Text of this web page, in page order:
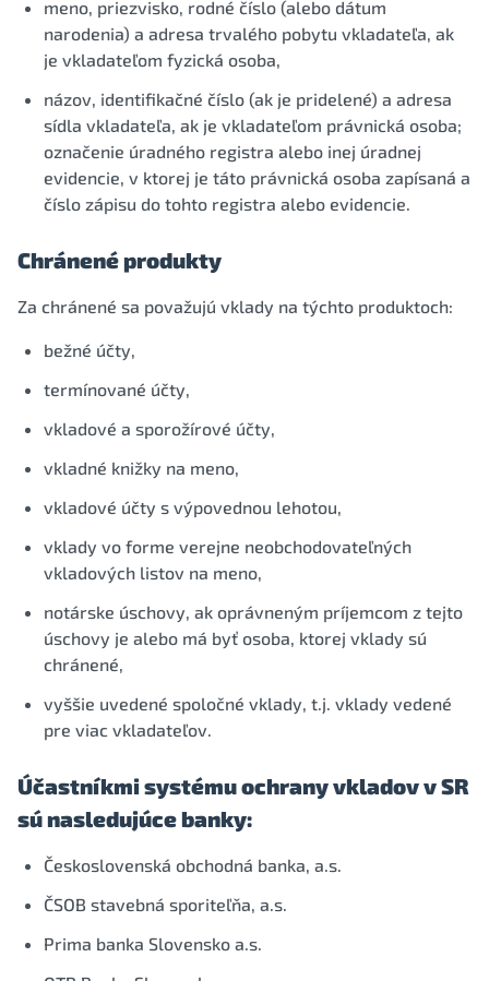
meno, priezvisko, rodné číslo (alebo dátum
narodenia) a adresa trvalého pobytu vkladateľa, ak
je vkladateľom fyzická osoba,
názov, identifikačné číslo (ak je pridelené) a adresa
sídla vkladateľa, ak je vkladateľom právnická osoba;
označenie úradného registra alebo inej úradnej
evidencie, v ktorej je táto právnická osoba zapísaná a
číslo zápisu do tohto registra alebo evidencie.
Chránené produkty
Za chránené sa považujú vklady na týchto produktoch:
bežné účty,
termínované účty,
vkladové a sporožírové účty,
vkladné knižky na meno,
vkladové účty s výpovednou lehotou,
vklady vo forme verejne neobchodovateľných
vkladových listov na meno,
notárske úschovy, ak oprávneným príjemcom z tejto
úschovy je alebo má byť osoba, ktorej vklady sú
chránené,
vyššie uvedené spoločné vklady, t.j. vklady vedené
pre viac vkladateľov.
Účastníkmi systému ochrany vkladov v SR
sú nasledujúce banky:
Československá obchodná banka, a.s.
ČSOB stavebná sporiteľňa, a.s.
Prima banka Slovensko a.s.